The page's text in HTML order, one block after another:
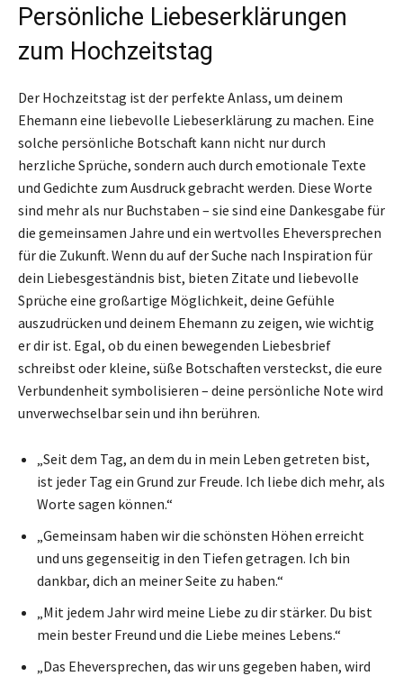
Persönliche Liebeserklärungen
zum Hochzeitstag
Der Hochzeitstag ist der perfekte Anlass, um deinem
Ehemann eine liebevolle Liebeserklärung zu machen. Eine
solche persönliche Botschaft kann nicht nur durch
herzliche Sprüche, sondern auch durch emotionale Texte
und Gedichte zum Ausdruck gebracht werden. Diese Worte
sind mehr als nur Buchstaben – sie sind eine Dankesgabe für
die gemeinsamen Jahre und ein wertvolles Eheversprechen
für die Zukunft. Wenn du auf der Suche nach Inspiration für
dein Liebesgeständnis bist, bieten Zitate und liebevolle
Sprüche eine großartige Möglichkeit, deine Gefühle
auszudrücken und deinem Ehemann zu zeigen, wie wichtig
er dir ist. Egal, ob du einen bewegenden Liebesbrief
schreibst oder kleine, süße Botschaften versteckst, die eure
Verbundenheit symbolisieren – deine persönliche Note wird
unverwechselbar sein und ihn berühren.
„Seit dem Tag, an dem du in mein Leben getreten bist,
ist jeder Tag ein Grund zur Freude. Ich liebe dich mehr, als
Worte sagen können.“
„Gemeinsam haben wir die schönsten Höhen erreicht
und uns gegenseitig in den Tiefen getragen. Ich bin
dankbar, dich an meiner Seite zu haben.“
„Mit jedem Jahr wird meine Liebe zu dir stärker. Du bist
mein bester Freund und die Liebe meines Lebens.“
„Das Eheversprechen, das wir uns gegeben haben, wird